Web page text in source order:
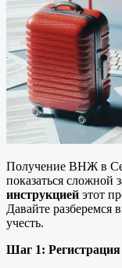
Получение ВНЖ в
показаться сложной
инструкцией этот
Давайте разберемся
учесть.
Шаг 1: Регистрация